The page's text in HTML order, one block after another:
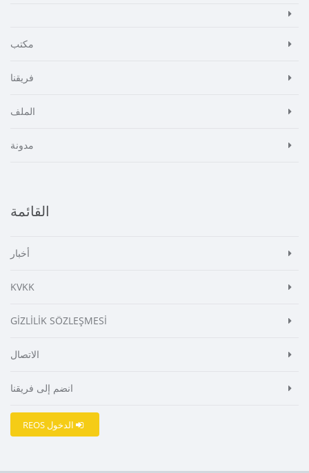
مكتب
فريقنا
الملف
مدونة
القائمة
أخبار
KVKK
GİZLİLİK SÖZLEŞMESİ
الاتصال
انضم إلى فريقنا